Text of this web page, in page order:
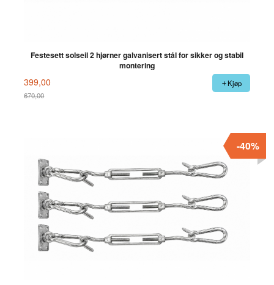
Festesett solseil 2 hjørner galvanisert stål for sikker og stabil
montering
399,00
670,00
Kjøp
-40%